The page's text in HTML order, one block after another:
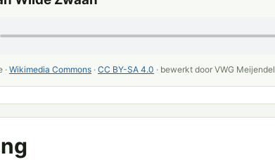
· Wikimedia Commons · CC BY-SA 4.0 · bewerkt door VWG Meijendel